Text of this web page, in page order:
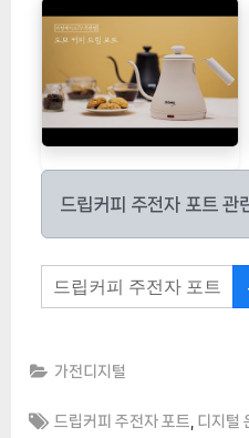
드립커피 주전자 포트 관
가전디지털
Tags:
드립커피 주전자 포트 디지털